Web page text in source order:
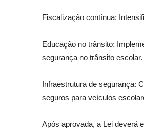
Fiscalização contínua:
Educação no trânsito:
segurança no trânsito escolar.
Infraestrutura de segurança:
seguros para veículos
Após aprovada, a Lei deverá